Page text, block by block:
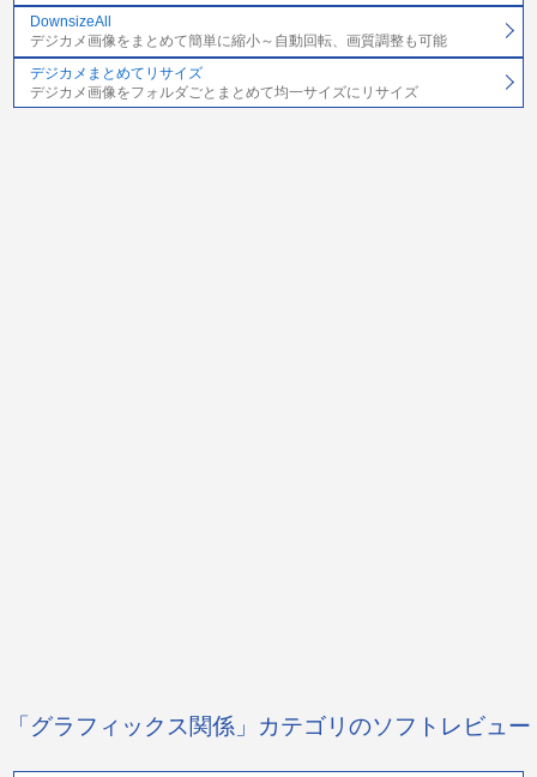
DownsizeAll
デジカメ画像をまとめて簡単に縮小～自動回転、画質調整も可能
デジカメまとめてリサイズ
デジカメ画像をフォルダごとまとめて均一サイズにリサイズ
「グラフィックス関係」カテゴリのソフトレビュー